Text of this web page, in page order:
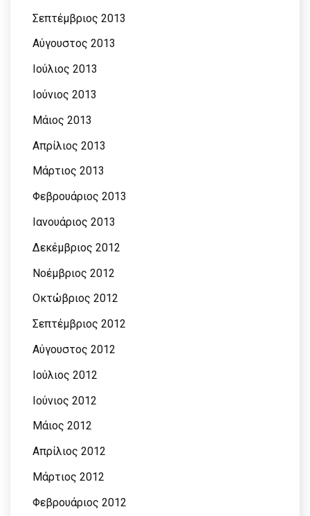
Σεπτέμβριος 2013
Αύγουστος 2013
Ιούλιος 2013
Ιούνιος 2013
Μάιος 2013
Απρίλιος 2013
Μάρτιος 2013
Φεβρουάριος 2013
Ιανουάριος 2013
Δεκέμβριος 2012
Νοέμβριος 2012
Οκτώβριος 2012
Σεπτέμβριος 2012
Αύγουστος 2012
Ιούλιος 2012
Ιούνιος 2012
Μάιος 2012
Απρίλιος 2012
Μάρτιος 2012
Φεβρουάριος 2012